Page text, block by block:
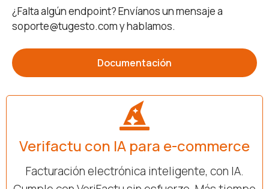
¿Falta algún endpoint? Envíanos un mensaje a
soporte@tugesto.com y hablamos.
Documentación
Verifactu con IA para e-commerce
Facturación electrónica inteligente, con IA.